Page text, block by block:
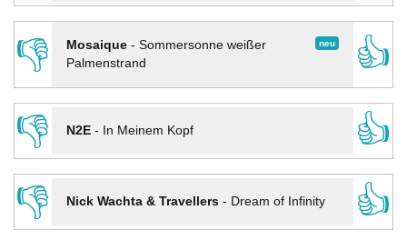
👎
neu
Mosaique- Sommersonne weißer
Palmenstrand
👍
👎
N2E- In Meinem Kopf
👍
👎
Nick Wachta & Travellers- Dream of Infinity
👍